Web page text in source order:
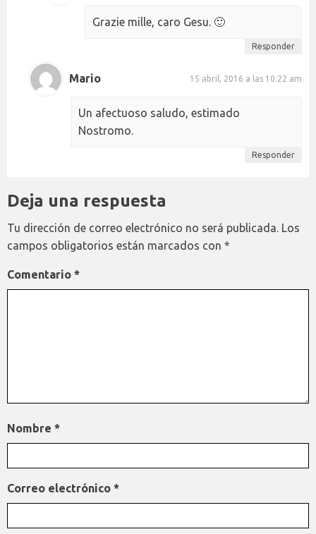
Grazie mille, caro Gesu. 🙂
Responder
Mario 15 abril, 2016 a las 10:22 am
Un afectuoso saludo, estimado
Nostromo.
Responder
Deja una respuesta
Tu dirección de correo electrónico no será publicada. Los
campos obligatorios están marcados con *
Comentario *
Nombre *
Correo electrónico *